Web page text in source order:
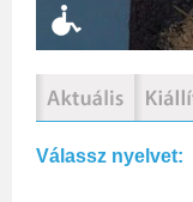
Válassz nyelvet: